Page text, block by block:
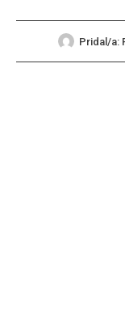
Pridal/a: